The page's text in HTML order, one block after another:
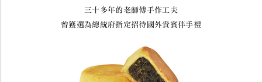
三十多年的老師傅手作工夫
曾獲選為總統府指定招待國外貴賓伴手禮